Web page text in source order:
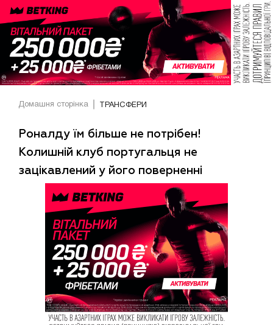
Домашня сторінка ТРАНСФЕРИ
Роналду їм більше не потрібен!
Колишній клуб португальця не
зацікавлений у його поверненні